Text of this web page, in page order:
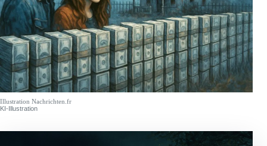
Illustration Nachrichten.fr
KI-Illustration